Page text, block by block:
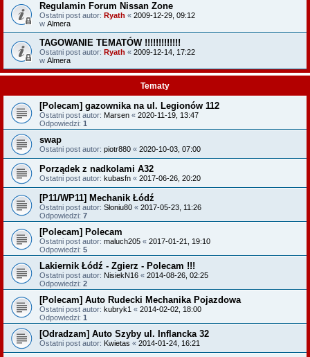
Regulamin Forum Nissan Zone
Ostatni post autor: Ryath « 2009-12-29, 09:12
w Almera
TAGOWANIE TEMATÓW !!!!!!!!!!!!!
Ostatni post autor: Ryath « 2009-12-14, 17:22
w Almera
Tematy
[Polecam] gazownika na ul. Legionów 112
Ostatni post autor: Marsen « 2020-11-19, 13:47
Odpowiedzi: 1
swap
Ostatni post autor: piotr880 « 2020-10-03, 07:00
Porządek z nadkolami A32
Ostatni post autor: kubasfn « 2017-06-26, 20:20
[P11/WP11] Mechanik Łódź
Ostatni post autor: Słoniu80 « 2017-05-23, 11:26
Odpowiedzi: 7
[Polecam] Polecam
Ostatni post autor: maluch205 « 2017-01-21, 19:10
Odpowiedzi: 5
Lakiernik Łódź - Zgierz - Polecam !!!
Ostatni post autor: NisiekN16 « 2014-08-26, 02:25
Odpowiedzi: 2
[Polecam] Auto Rudecki Mechanika Pojazdowa
Ostatni post autor: kubryk1 « 2014-02-02, 18:00
Odpowiedzi: 1
[Odradzam] Auto Szyby ul. Inflancka 32
Ostatni post autor: Kwietas « 2014-01-24, 16:21